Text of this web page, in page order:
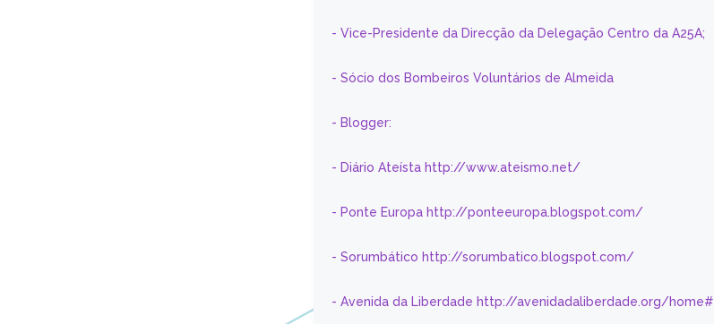
- Vice-Presidente da Direcção da Delegação Centro da A25A;
- Sócio dos Bombeiros Voluntários de Almeida
- Blogger:
- Diário Ateísta http://www.ateismo.net/
- Ponte Europa http://ponteeuropa.blogspot.com/
- Sorumbático http://sorumbatico.blogspot.com/
- Avenida da Liberdade http://avenidadaliberdade.org/home#